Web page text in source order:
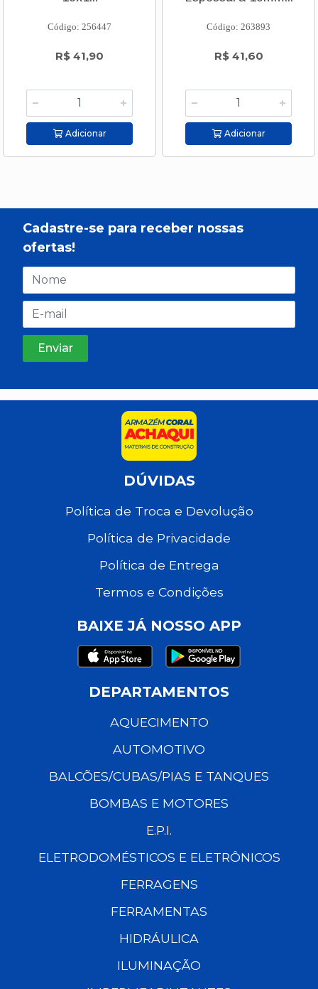
Código: 256447
R$ 41,90
Adicionar
Código: 263893
R$ 41,60
Adicionar
Cadastre-se para receber nossas
ofertas!
DÚVIDAS
Política de Troca e Devolução
Política de Privacidade
Política de Entrega
Termos e Condições
BAIXE JÁ NOSSO APP
DEPARTAMENTOS
AQUECIMENTO
AUTOMOTIVO
BALCÕES/CUBAS/PIAS E TANQUES
BOMBAS E MOTORES
E.P.I.
ELETRODOMÉSTICOS E ELETRÔNICOS
FERRAGENS
FERRAMENTAS
HIDRÁULICA
ILUMINAÇÃO